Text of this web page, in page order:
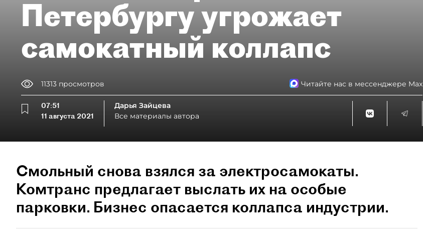
Петербургу угрожает
самокатный коллапс
11313 просмотров Читайте нас в мессенджере Max
07:51
11 августа 2021
Дарья Зайцева
Все материалы автора
Смольный снова взялся за электросамокаты.
Комтранс предлагает выслать их на особые
парковки. Бизнес опасается коллапса индустрии.